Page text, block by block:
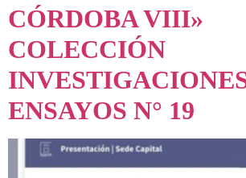
CÓRDOBA VIII»
COLECCIÓN
ENSAYOS N° 19